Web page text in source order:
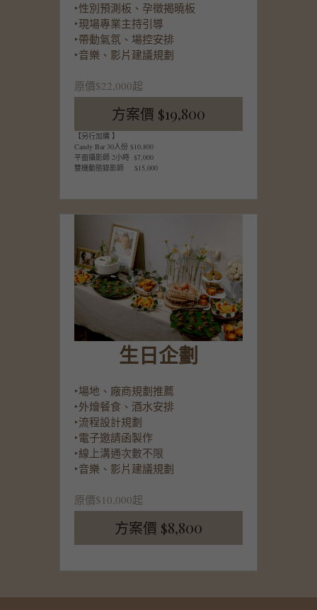
‣性別預測板、孕徵揭曉板
‣現場專業主持引導
‣帶動氣氛、場控安排
‣音樂、影片建議規劃
原價$22,000起
方案價 $19,800
【另行加購 】
Candy Bar 30人份 $10,800
平面攝影師 2小時  $7,000
雙機動態錄影師     $15,000
生日企劃
‣場地、廠商規劃推薦
‣外燴餐食、酒水安排
‣流程設計規劃
‣電子邀請函製作
‣線上溝通次數不限
‣音樂、影片建議規劃
原價$10,000起
方案價 $8,800